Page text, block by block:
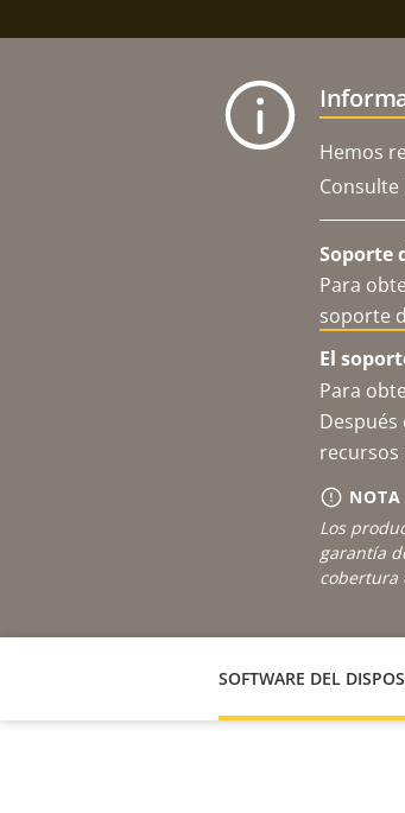
Hemos
Soporte
Para
soporte
El
Para
recursos
NOTA
Los
garantía
cobertura
SOFTWARE DEL